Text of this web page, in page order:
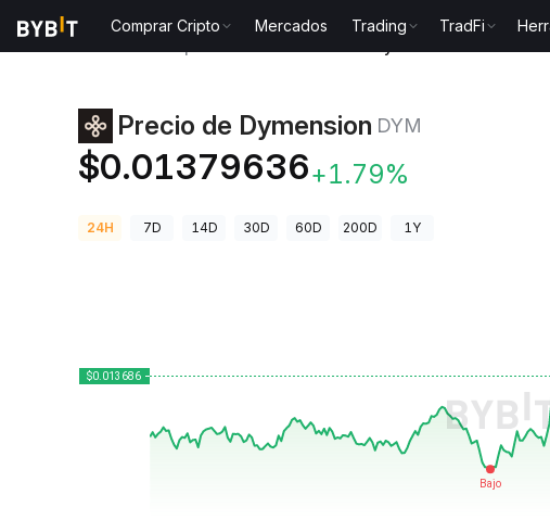
Comprar Cripto Mercados Trading TradFi
Precio de Dymension DYM
$0.01379636+1.79%
24H 7D 14D 30D 60D 200D 1Y